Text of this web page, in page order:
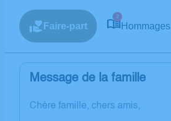
Faire-part
2
Hommages
Message de la famille
Chère famille, chers amis,